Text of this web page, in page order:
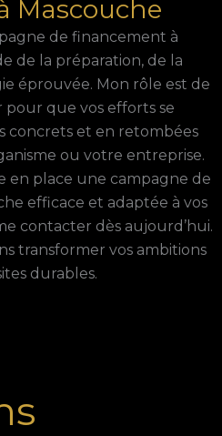
Mascouche
de financement à
de la préparation, de la
éprouvée. Mon rôle est de
pour que vos efforts se
concrets et en retombées
ou votre entreprise.
en place une campagne de
efficace et adaptée à vos
contacter dès aujourd’hui.
transformer vos ambitions
durables.